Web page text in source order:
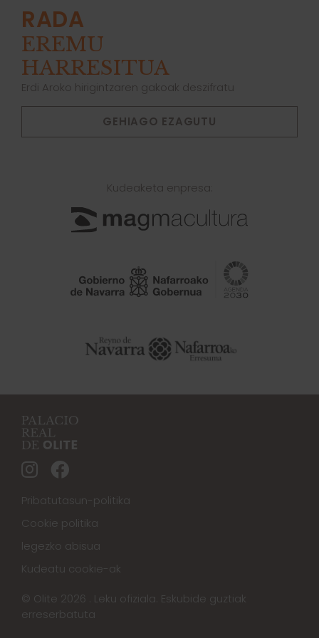
RADA
EREMU
HARRESITUA
Erdi Aroko hirigintzaren gakoak deszifratu
GEHIAGO EZAGUTU
Kudeaketa enpresa:
Pribatutasun-politika
Cookie politika
legezko abisua
Kudeatu cookie-ak
© Olite 2026 . Leku ofiziala. Eskubide guztiak
erreserbatuta